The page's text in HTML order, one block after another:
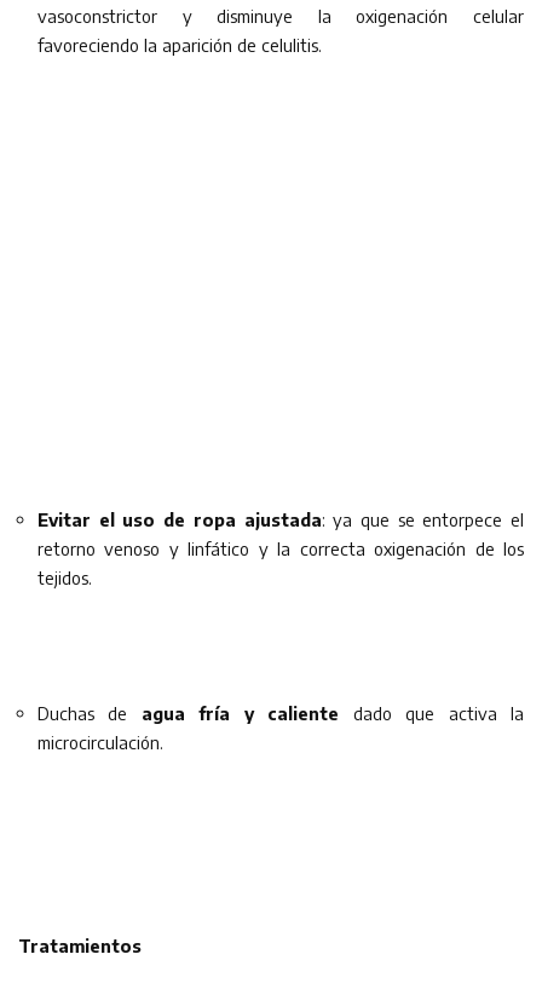
vasoconstrictor y disminuye la oxigenación celular
favoreciendo la aparición de celulitis.
Evitar el uso de ropa ajustada: ya que se entorpece el
retorno venoso y linfático y la correcta oxigenación de los
tejidos.
Duchas de agua fría y caliente dado que activa la
microcirculación.
Tratamientos